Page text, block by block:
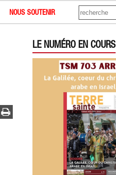
NOUS SOUTENIR
LE NUMÉRO EN COURS